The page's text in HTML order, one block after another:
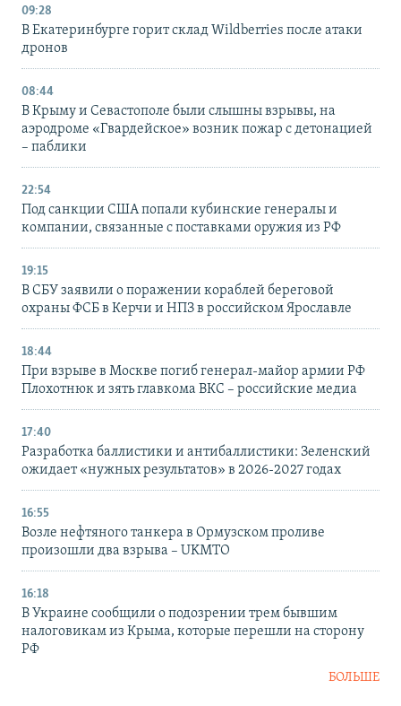
09:28
В Екатеринбурге горит склад Wildberries после атаки
дронов
08:44
В Крыму и Севастополе были слышны взрывы, на
аэродроме «Гвардейское» возник пожар с детонацией
– паблики
22:54
Под санкции США попали кубинские генералы и
компании, связанные с поставками оружия из РФ
19:15
В СБУ заявили о поражении кораблей береговой
охраны ФСБ в Керчи и НПЗ в российском Ярославле
18:44
При взрыве в Москве погиб генерал-майор армии РФ
Плохотнюк и зять главкома ВКС – российские медиа
17:40
Разработка баллистики и антибаллистики: Зеленский
ожидает «нужных результатов» в 2026-2027 годах
16:55
Возле нефтяного танкера в Ормузском проливе
произошли два взрыва – UKMTO
16:18
В Украине сообщили о подозрении трем бывшим
налоговикам из Крыма, которые перешли на сторону
РФ
БОЛЬШЕ